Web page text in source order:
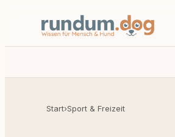
Start›Sport & Freizeit